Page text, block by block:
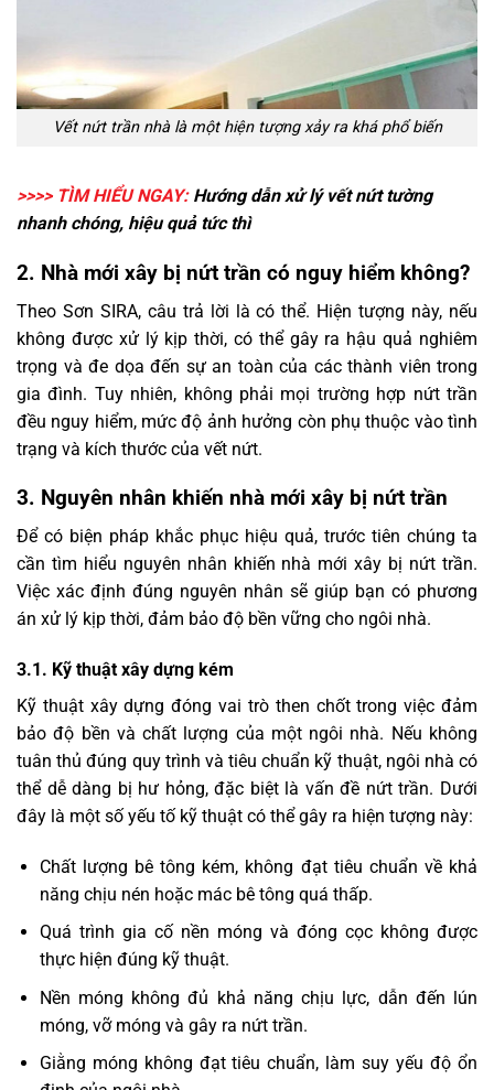
Vết nứt trần nhà là một hiện tượng xảy ra khá phổ biến
>>>> TÌM HIỂU NGAY:Hướng dẫnxử lý vết nứt tường
nhanh chóng, hiệu quả tức thì
2. Nhà mới xây bị nứt trần có nguy hiểm không?
Theo Sơn SIRA, câu trả lời là có thể. Hiện tượng này, nếu
không được xử lý kịp thời, có thể gây ra hậu quả nghiêm
trọng và đe dọa đến sự an toàn của các thành viên trong
gia đình. Tuy nhiên, không phải mọi trường hợp nứt trần
đều nguy hiểm, mức độ ảnh hưởng còn phụ thuộc vào tình
trạng và kích thước của vết nứt.
3. Nguyên nhân khiến nhà mới xây bị nứt trần
Để có biện pháp khắc phục hiệu quả, trước tiên chúng ta
cần tìm hiểu nguyên nhân khiến nhà mới xây bị nứt trần.
Việc xác định đúng nguyên nhân sẽ giúp bạn có phương
án xử lý kịp thời, đảm bảo độ bền vững cho ngôi nhà.
3.1. Kỹ thuật xây dựng kém
Kỹ thuật xây dựng đóng vai trò then chốt trong việc đảm
bảo độ bền và chất lượng của một ngôi nhà. Nếu không
tuân thủ đúng quy trình và tiêu chuẩn kỹ thuật, ngôi nhà có
thể dễ dàng bị hư hỏng, đặc biệt là vấn đề nứt trần. Dưới
đây là một số yếu tố kỹ thuật có thể gây ra hiện tượng này:
Chất lượng bê tông kém, không đạt tiêu chuẩn về khả
năng chịu nén hoặc mác bê tông quá thấp.
Quá trình gia cố nền móng và đóng cọc không được
thực hiện đúng kỹ thuật.
Nền móng không đủ khả năng chịu lực, dẫn đến lún
móng, vỡ móng và gây ra nứt trần.
Giằng móng không đạt tiêu chuẩn, làm suy yếu độ ổn